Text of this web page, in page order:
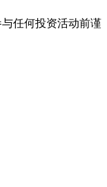
任何投资活动前谨